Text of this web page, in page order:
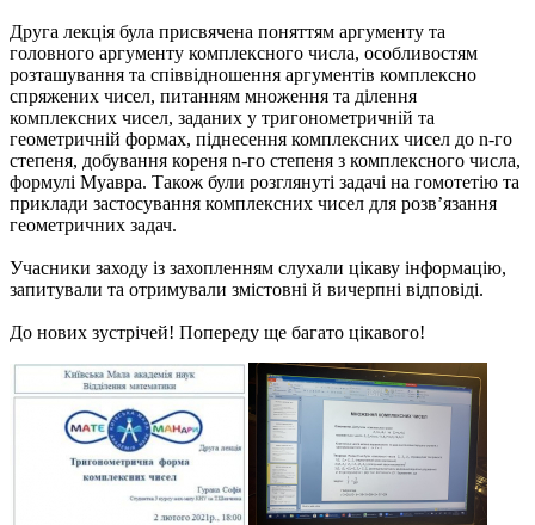
Друга лекція була присвячена поняттям аргументу та
головного аргументу комплексного числа, особливостям
розташування та співвідношення аргументів комплексно
спряжених чисел, питанням множення та ділення
комплексних чисел, заданих у тригонометричній та
геометричній формах, піднесення комплексних чисел до n-го
степеня, добування кореня n-го степеня з комплексного числа,
формулі Муавра. Також були розглянуті задачі на гомотетію та
приклади застосування комплексних чисел для розв’язання
геометричних задач.
Учасники заходу із захопленням слухали цікаву інформацію,
запитували та отримували змістовні й вичерпні відповіді.
До нових зустрічей! Попереду ще багато цікавого!